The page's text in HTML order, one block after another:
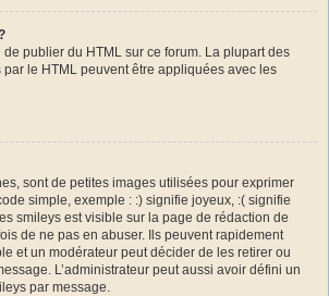
de publier du HTML sur ce forum. La plupart des
le HTML peuvent être appliquées avec les
sont de petites images utilisées pour exprimer
simple, exemple : :) signifie joyeux, :( signifie
smileys est visible sur la page de rédaction de
de ne pas en abuser. Ils peuvent rapidement
et un modérateur peut décider de les retirer ou
L’administrateur peut aussi avoir défini un
par message.